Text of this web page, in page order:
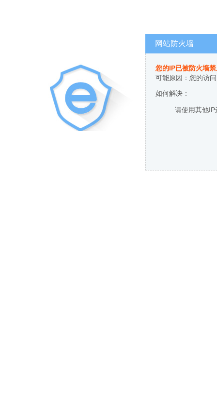
网站防火墙
您的IP已被防火墙
可能原因：您的访
如何解决：
请使用其他